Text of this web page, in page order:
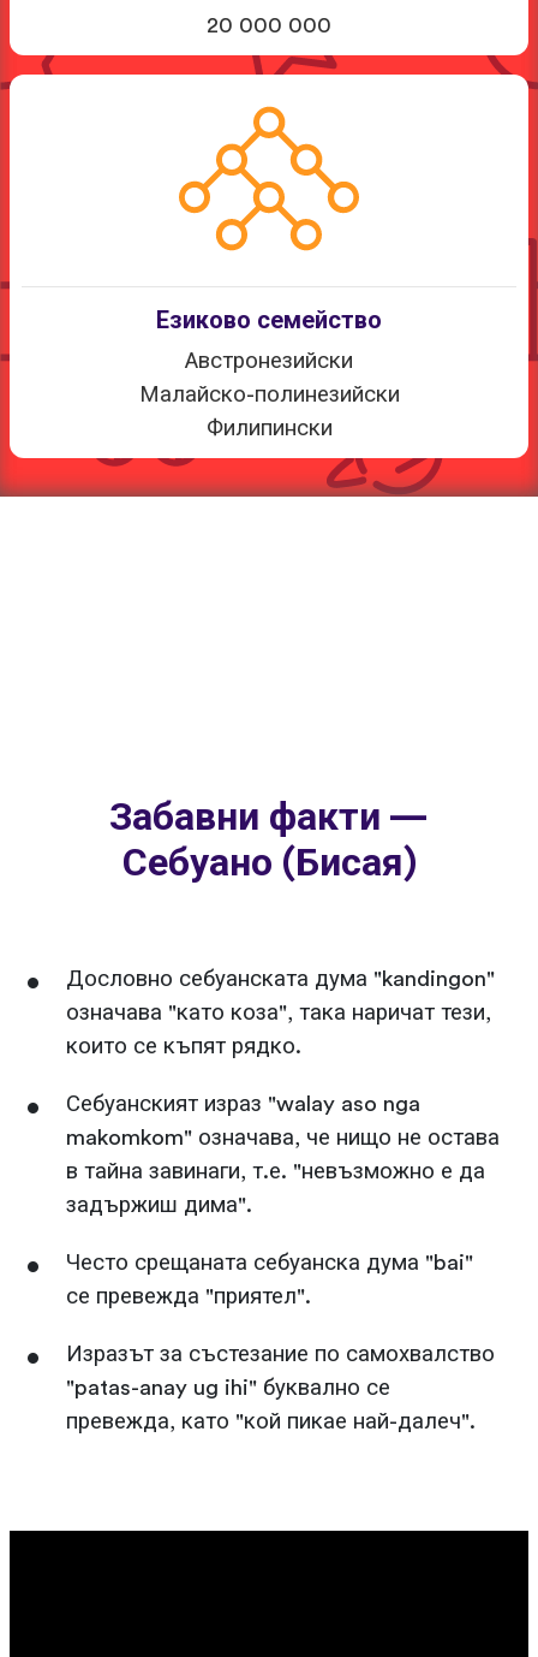
20 000 000
Езиково семейство
Австронезийски
Малайско-полинезийски
Филипински
Забавни факти —
Себуано (Бисая)
Дословно себуанската дума "kandingon"
означава "като коза", така наричат тези,
които се къпят рядко.
Себуанският израз "walay aso nga
makomkom" означава, че нищо не остава
в тайна завинаги, т.е. "невъзможно е да
задържиш дима".
Често срещаната себуанска дума "bai"
се превежда "приятел".
Изразът за състезание по самохвалство
"patas-anay ug ihi" буквално се
превежда, като "кой пикае най-далеч".